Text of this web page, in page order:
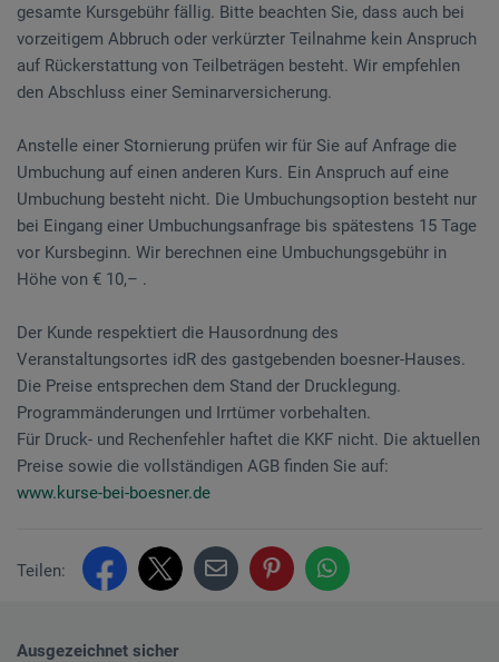
gesamte Kursgebühr fällig. Bitte beachten Sie, dass auch bei
vorzeitigem Abbruch oder verkürzter Teilnahme kein Anspruch
auf Rückerstattung von Teilbeträgen besteht. Wir empfehlen
den Abschluss einer Seminarversicherung.
Anstelle einer Stornierung prüfen wir für Sie auf Anfrage die
Umbuchung auf einen anderen Kurs. Ein Anspruch auf eine
Umbuchung besteht nicht. Die Umbuchungsoption besteht nur
bei Eingang einer Umbuchungsanfrage bis spätestens 15 Tage
vor Kursbeginn. Wir berechnen eine Umbuchungsgebühr in
Höhe von € 10,– .
Der Kunde respektiert die Hausordnung des
Veranstaltungsortes idR des gastgebenden boesner-Hauses.
Die Preise entsprechen dem Stand der Drucklegung.
Programmänderungen und Irrtümer vorbehalten.
Für Druck- und Rechenfehler haftet die KKF nicht. Die aktuellen
Preise sowie die vollständigen AGB finden Sie auf:
www.kurse-bei-boesner.de
Teilen:
Ausgezeichnet sicher